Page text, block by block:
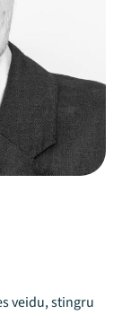
veidu, stingru